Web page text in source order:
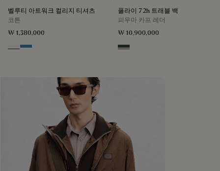
벨루티 아트워크 컬리지 티셔츠
코튼
₩ 1,380,000
Blanc Optique
Stone Blue
플라이 72h 트래블 백
피우마 카프 레더
₩ 10,900,000
Smoked Green